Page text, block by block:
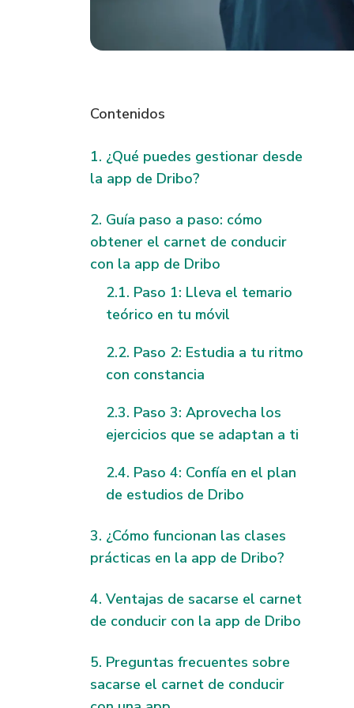
Contenidos
¿Qué puedes gestionar desde
la app de Dribo?
Guía paso a paso: cómo
obtener el carnet de conducir
con la app de Dribo
Paso 1: Lleva el temario
teórico en tu móvil
Paso 2: Estudia a tu ritmo
con constancia
Paso 3: Aprovecha los
ejercicios que se adaptan a ti
Paso 4: Confía en el plan
de estudios de Dribo
¿Cómo funcionan las clases
prácticas en la app de Dribo?
Ventajas de sacarse el carnet
de conducir con la app de Dribo
Preguntas frecuentes sobre
sacarse el carnet de conducir